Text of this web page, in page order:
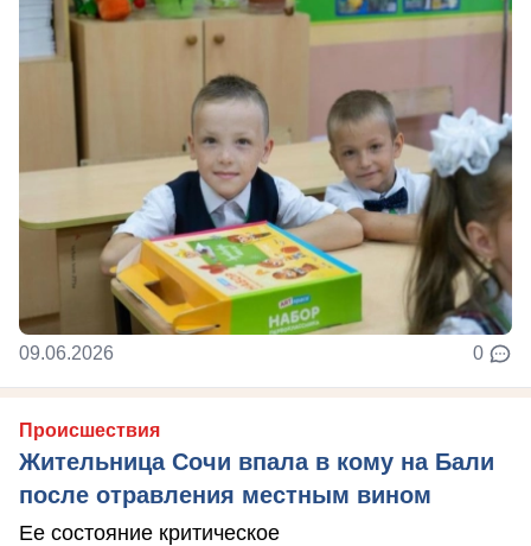
09.06.2026 0
Происшествия
Жительница Сочи впала в кому на Бали
после отравления местным вином
Ее состояние критическое